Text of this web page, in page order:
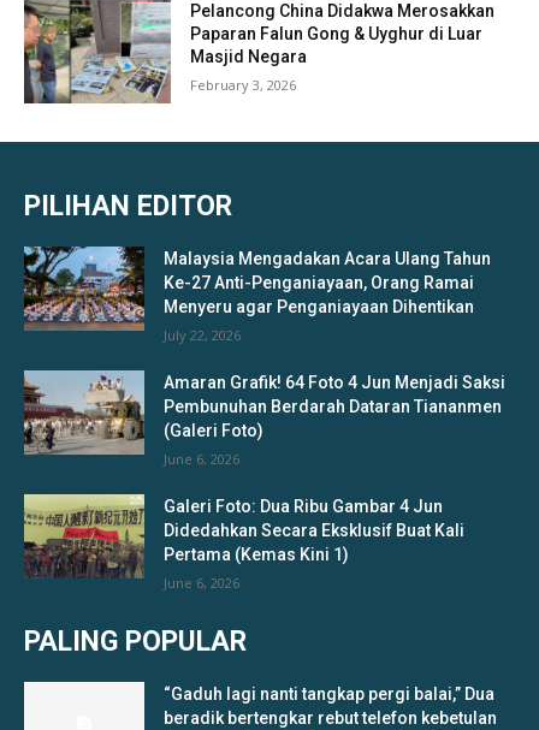
Pelancong China Didakwa Merosakkan
Paparan Falun Gong & Uyghur di Luar
Masjid Negara
February 3, 2026
PILIHAN EDITOR
Malaysia Mengadakan Acara Ulang Tahun
Ke-27 Anti-Penganiayaan, Orang Ramai
Menyeru agar Penganiayaan Dihentikan
July 22, 2026
Amaran Grafik! 64 Foto 4 Jun Menjadi Saksi
Pembunuhan Berdarah Dataran Tiananmen
(Galeri Foto)
June 6, 2026
Galeri Foto: Dua Ribu Gambar 4 Jun
Didedahkan Secara Eksklusif Buat Kali
Pertama (Kemas Kini 1)
June 6, 2026
PALING POPULAR
“Gaduh lagi nanti tangkap pergi balai,” Dua
beradik bertengkar rebut telefon kebetulan